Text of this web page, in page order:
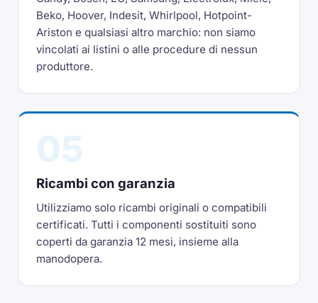
Beko, Hoover, Indesit, Whirlpool, Hotpoint-
Ariston e qualsiasi altro marchio: non siamo
vincolati ai listini o alle procedure di nessun
produttore.
Ricambi con garanzia
Utilizziamo solo ricambi originali o compatibili
certificati. Tutti i componenti sostituiti sono
coperti da garanzia 12 mesi, insieme alla
manodopera.